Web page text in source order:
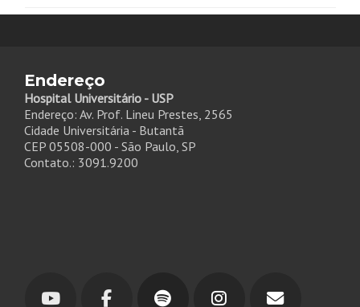
Endereço
Hospital Universitário - USP
Endereço: Av. Prof. Lineu Prestes, 2565
Cidade Universitária - Butantã
CEP 05508-000 - São Paulo, SP
Contato.: 3091.9200